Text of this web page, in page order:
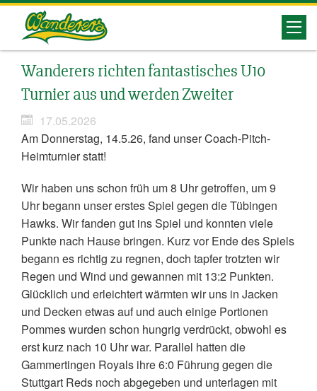
Herrenberg
Wanderers
Wanderers richten fantastisches U10
Turnier aus und werden Zweiter
17.05.2026
Am Donnerstag, 14.5.26, fand unser Coach-Pitch-
Heimturnier statt!
Wir haben uns schon früh um 8 Uhr getroffen, um 9
Uhr begann unser erstes Spiel gegen die Tübingen
Hawks. Wir fanden gut ins Spiel und konnten viele
Punkte nach Hause bringen. Kurz vor Ende des Spiels
begann es richtig zu regnen, doch tapfer trotzten wir
Regen und Wind und gewannen mit 13:2 Punkten.
Glücklich und erleichtert wärmten wir uns in Jacken
und Decken etwas auf und auch einige Portionen
Pommes wurden schon hungrig verdrückt, obwohl es
erst kurz nach 10 Uhr war. Parallel hatten die
Gammertingen Royals ihre 6:0 Führung gegen die
Stuttgart Reds noch abgegeben und unterlagen mit